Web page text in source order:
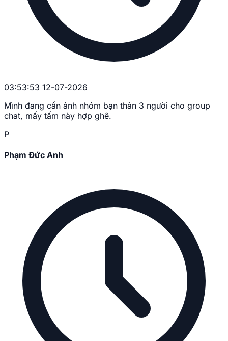
03:53:53 12-07-2026
Mình đang cần ảnh nhóm bạn thân 3 người cho group
chat, mấy tấm này hợp ghê.
P
Phạm Đức Anh